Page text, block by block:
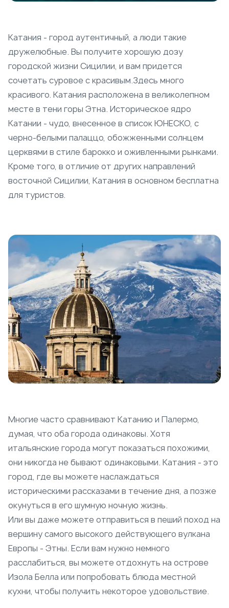
Катания - город аутентичный, а люди такие
дружелюбные. Вы получите хорошую дозу
городской жизни Сицилии, и вам придется
сочетать суровое с красивым.Здесь много
красивого. Катания расположена в великолепном
месте в тени горы Этна. Историческое ядро
Катании - чудо, внесенное в список ЮНЕСКО, с
черно-белыми палаццо, обожженными солнцем
церквями в стиле барокко и оживленными рынками.
Кроме того, в отличие от других направлений
восточной Сицилии, Катания в основном бесплатна
для туристов.
Многие часто сравнивают Катанию и Палермо,
думая, что оба города одинаковы. Хотя
итальянские города могут показаться похожими,
они никогда не бывают одинаковыми. Катания - это
город, где вы можете наслаждаться
историческими рассказами в течение дня, а позже
окунуться в его шумную ночную жизнь.
Или вы даже можете отправиться в пеший поход на
вершину самого высокого действующего вулкана
Европы - Этны. Если вам нужно немного
расслабиться, вы можете отдохнуть на острове
Изола Белла или попробовать блюда местной
кухни, чтобы получить некоторое удовольствие.